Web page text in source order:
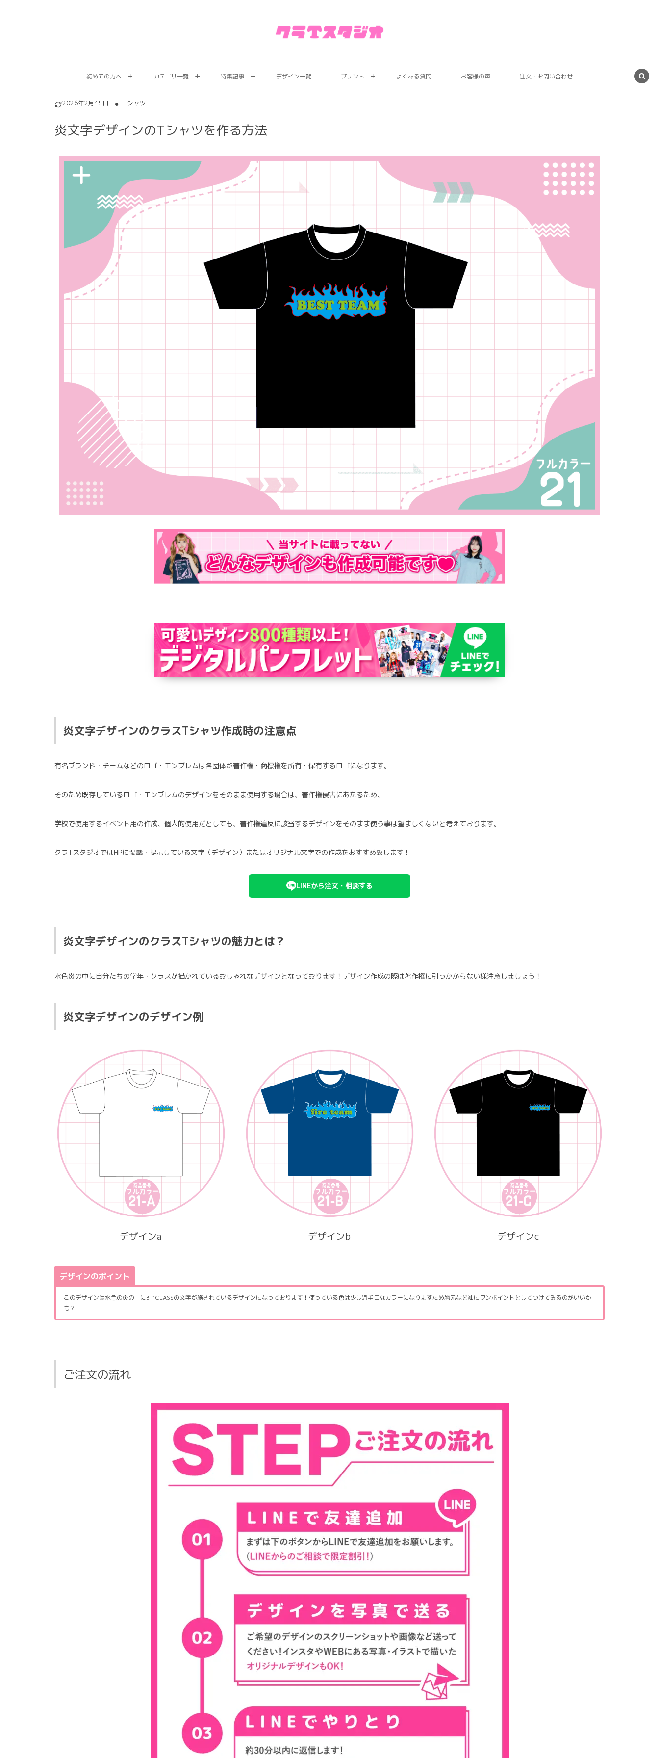
初めての方へ カテゴリ一覧 特集記事 デザイン一覧 プリント よくある質問 お客様の声 注文・お問い合わせ
2026年2月15日 Tシャツ
炎文字デザインのTシャツを作る方法
炎文字デザインのクラスTシャツ作成時の注意点
有名ブランド・チームなどのロゴ・エンブレムは各団体が著作権・商標権を所有・保有するロゴになります。
そのため既存しているロゴ・エンブレムのデザインをそのまま使用する場合は、著作権侵害にあたるため、
学校で使用するイベント用の作成、個人的使用だとしても、著作権違反に該当するデザインをそのまま使う事は望ましくないと考えております。
クラTスタジオではHPに掲載・提示している文字（デザイン）またはオリジナル文字での作成をおすすめ致します！
LINEから注文・相談する
炎文字デザインのクラスTシャツの魅力とは？
水色炎の中に自分たちの学年・クラスが描かれているおしゃれなデザインとなっております！デザイン作成の際は著作権に引っかからない様注意しましょう！
炎文字デザインのデザイン例
デザインa デザインb デザインc
デザインのポイント
このデザインは水色の炎の中に3-1CLASSの文字が施されているデザインになっております！使っている色は少し派手目なカラーになりますため胸元など袖にワンポイントとしてつけてみるのがいいか
も？
ご注文の流れ